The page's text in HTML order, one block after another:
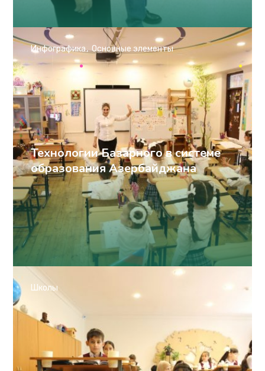
Технологии Базарного в системе
образования Азербайджана
Инфографика Основные элементы
Школы